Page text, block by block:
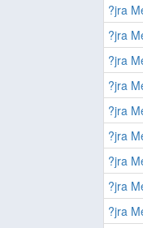
?jra
?jra
?jra
?jra
?jra
?jra
?jra
?jra
?jra